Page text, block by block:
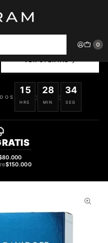
0
SELECCIONADOS
15
HRS
:
28
MIN
:
33
SEG
$150.000